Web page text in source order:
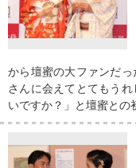
から壇蜜の大ファンだ
さんに会えてとてもう
いですか？」と壇蜜との